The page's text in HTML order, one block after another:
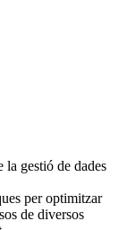
la gestió de dades
per optimitzar
de diversos